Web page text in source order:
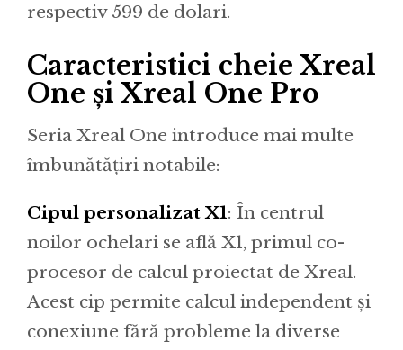
respectiv 599 de dolari.
Caracteristici cheie Xreal
One și Xreal One Pro
Seria Xreal One introduce mai multe
îmbunătățiri notabile:
Cipul personalizat X1: În centrul
noilor ochelari se află X1, primul co-
procesor de calcul proiectat de Xreal.
Acest cip permite calcul independent și
conexiune fără probleme la diverse